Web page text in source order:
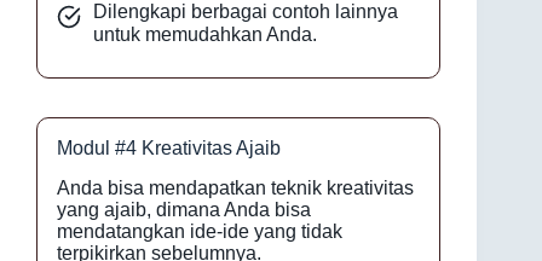
Dilengkapi berbagai contoh lainnya
untuk memudahkan Anda.
Modul #4 Kreativitas Ajaib
Anda bisa mendapatkan teknik kreativitas
yang ajaib, dimana Anda bisa
mendatangkan ide-ide yang tidak
terpikirkan sebelumnya.